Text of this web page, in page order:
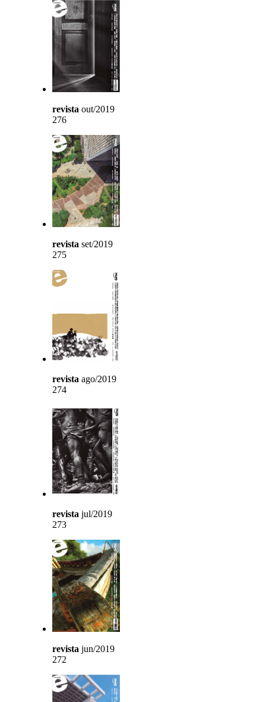
revista out/2019
276
revista set/2019
275
revista ago/2019
274
revista jul/2019
273
revista jun/2019
272